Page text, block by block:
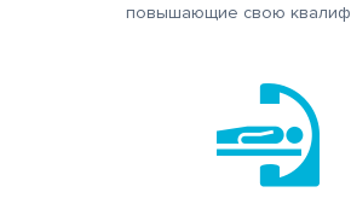
повышающие свою